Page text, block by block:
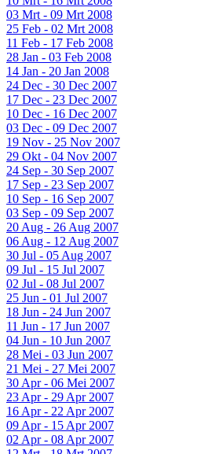
03 Mrt - 09 Mrt 2008
25 Feb - 02 Mrt 2008
11 Feb - 17 Feb 2008
28 Jan - 03 Feb 2008
14 Jan - 20 Jan 2008
24 Dec - 30 Dec 2007
17 Dec - 23 Dec 2007
10 Dec - 16 Dec 2007
03 Dec - 09 Dec 2007
19 Nov - 25 Nov 2007
29 Okt - 04 Nov 2007
24 Sep - 30 Sep 2007
17 Sep - 23 Sep 2007
10 Sep - 16 Sep 2007
03 Sep - 09 Sep 2007
20 Aug - 26 Aug 2007
06 Aug - 12 Aug 2007
30 Jul - 05 Aug 2007
09 Jul - 15 Jul 2007
02 Jul - 08 Jul 2007
25 Jun - 01 Jul 2007
18 Jun - 24 Jun 2007
11 Jun - 17 Jun 2007
04 Jun - 10 Jun 2007
28 Mei - 03 Jun 2007
21 Mei - 27 Mei 2007
30 Apr - 06 Mei 2007
23 Apr - 29 Apr 2007
16 Apr - 22 Apr 2007
09 Apr - 15 Apr 2007
02 Apr - 08 Apr 2007